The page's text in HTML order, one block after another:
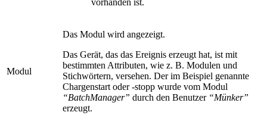
vorhanden ist.
Modul
Das Modul wird angezeigt.
Das Gerät, das das Ereignis erzeugt hat, ist mit
bestimmten Attributen, wie z. B. Modulen und
Stichwörtern, versehen. Der im Beispiel genannte
Chargenstart oder -stopp wurde vom Modul
“BatchManager” durch den Benutzer “Münker”
erzeugt.